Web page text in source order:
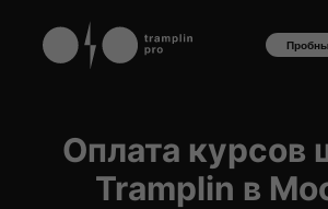
Оплата курсов
Tramplin в